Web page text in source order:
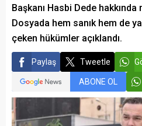
Başkanı Hasbi Dede hakkında
Dosyada hem sanık hem de
çeken hükümler açıklandı.
Paylaş Tweetle
ABONE OL